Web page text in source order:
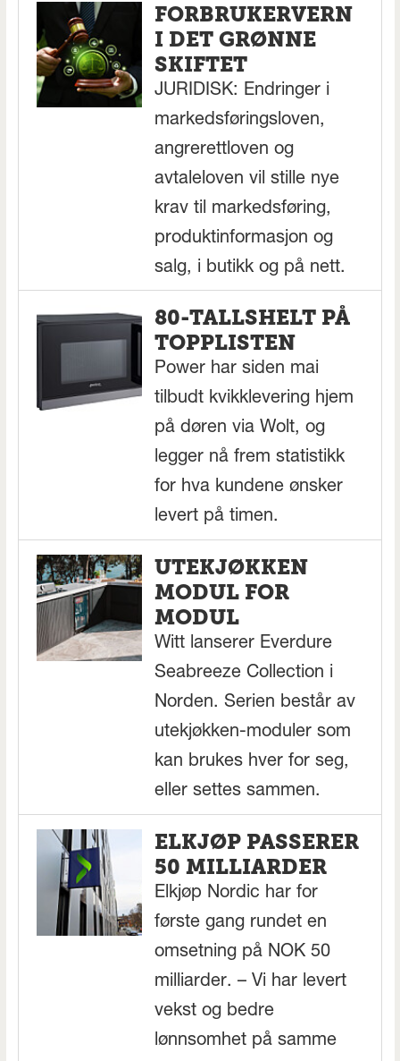
FORBRUKERVERN
I DET GRØNNE
SKIFTET
JURIDISK: Endringer i
markedsføringsloven,
angrerettloven og
avtaleloven vil stille nye
krav til markedsføring,
produktinformasjon og
salg, i butikk og på nett.
80-TALLSHELT PÅ
TOPPLISTEN
Power har siden mai
tilbudt kvikklevering hjem
på døren via Wolt, og
legger nå frem statistikk
for hva kundene ønsker
levert på timen.
UTEKJØKKEN
MODUL FOR
MODUL
Witt lanserer Everdure
Seabreeze Collection i
Norden. Serien består av
utekjøkken-moduler som
kan brukes hver for seg,
eller settes sammen.
ELKJØP PASSERER
50 MILLIARDER
Elkjøp Nordic har for
første gang rundet en
omsetning på NOK 50
milliarder. – Vi har levert
vekst og bedre
lønnsomhet på samme